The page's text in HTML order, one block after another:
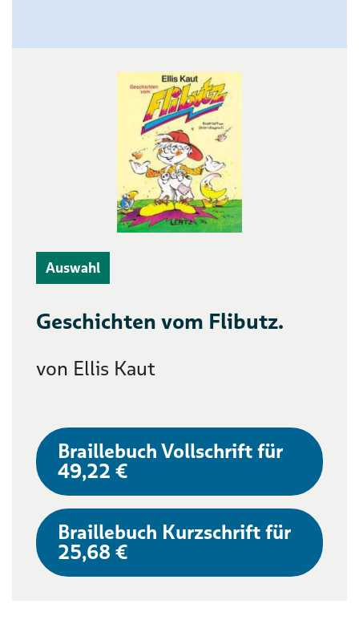
Auswahl
Geschichten vom Flibutz.
von Ellis Kaut
Braillebuch Vollschrift für
49,22 €
Braillebuch Kurzschrift für
25,68 €